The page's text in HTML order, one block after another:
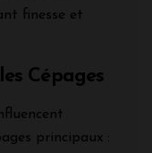
finesse et
Cépages
principaux :